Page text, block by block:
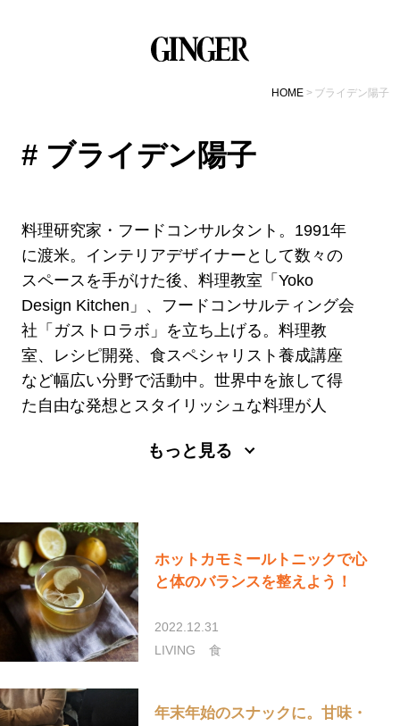
HOME ブライデン陽子
# ブライデン陽子
料理研究家・フードコンサルタント。1991年
に渡米。インテリアデザイナーとして数々の
スペースを手がけた後、料理教室「Yoko
Design Kitchen」、フードコンサルティング会
社「ガストロラボ」を立ち上げる。料理教
室、レシピ開発、食スペシャリスト養成講座
など幅広い分野で活動中。世界中を旅して得
た自由な発想とスタイリッシュな料理が人
http://www.yokodesign.com/
もっと見る
ホットカモミールトニックで心
と体のバランスを整えよう！
2022.12.31
LIVING
食
年末年始のスナックに。甘味・